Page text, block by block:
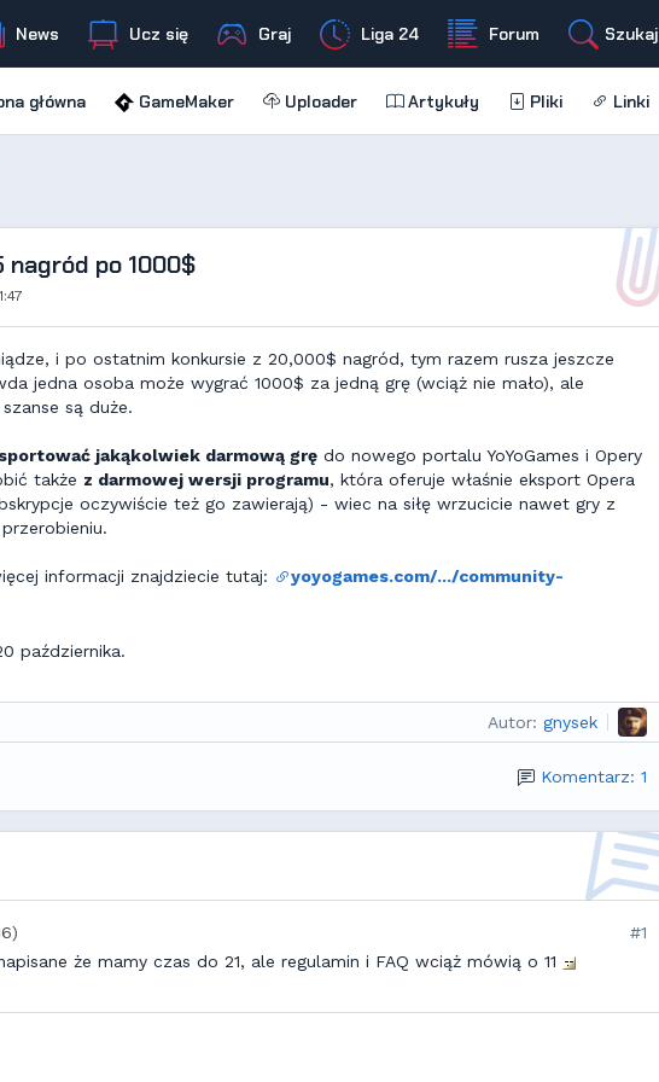
News Ucz się Graj Liga 24 Forum Szukaj
główna GameMaker Uploader Artykuły Pliki Linki
po 1000$
i po ostatnim konkursie z 20,000$ nagród, tym razem rusza jeszcze
jedna osoba może wygrać 1000$ za jedną grę (wciąż nie mało), ale
są duże.
jakąkolwiek darmową grę do nowego portalu YoYoGames i Opery
także z darmowej wersji programu, która oferuje właśnie eksport Opera
oczywiście też go zawierają) - wiec na siłę wrzucicie nawet gry z
informacji znajdziecie tutaj:
yoyogames.com/.../community-
października.
Autor: gnysek
Komentarz: 1
#1
że mamy czas do 21, ale regulamin i FAQ wciąż mówią o 11